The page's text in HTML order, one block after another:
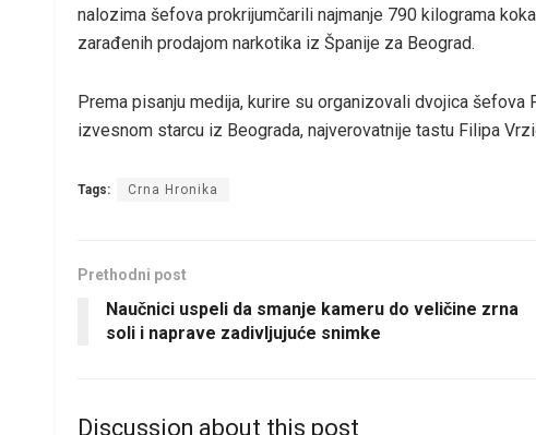
nalozima šefova prokrijumčarili najmanje 790 kilograma
zarađenih prodajom narkotika iz Španije za Beograd.
Prema pisanju medija, kurire su organizovali dvojica
izvesnom starcu iz Beograda, najverovatnije tastu Filipa
Tags: Crna Hronika
Prethodni post
Naučnici uspeli da smanje kameru do veličine zrna
soli i naprave zadivljujuće snimke
Discussion about this post